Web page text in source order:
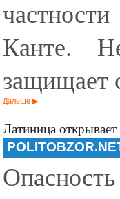
Канте.
Дальше
Латиница